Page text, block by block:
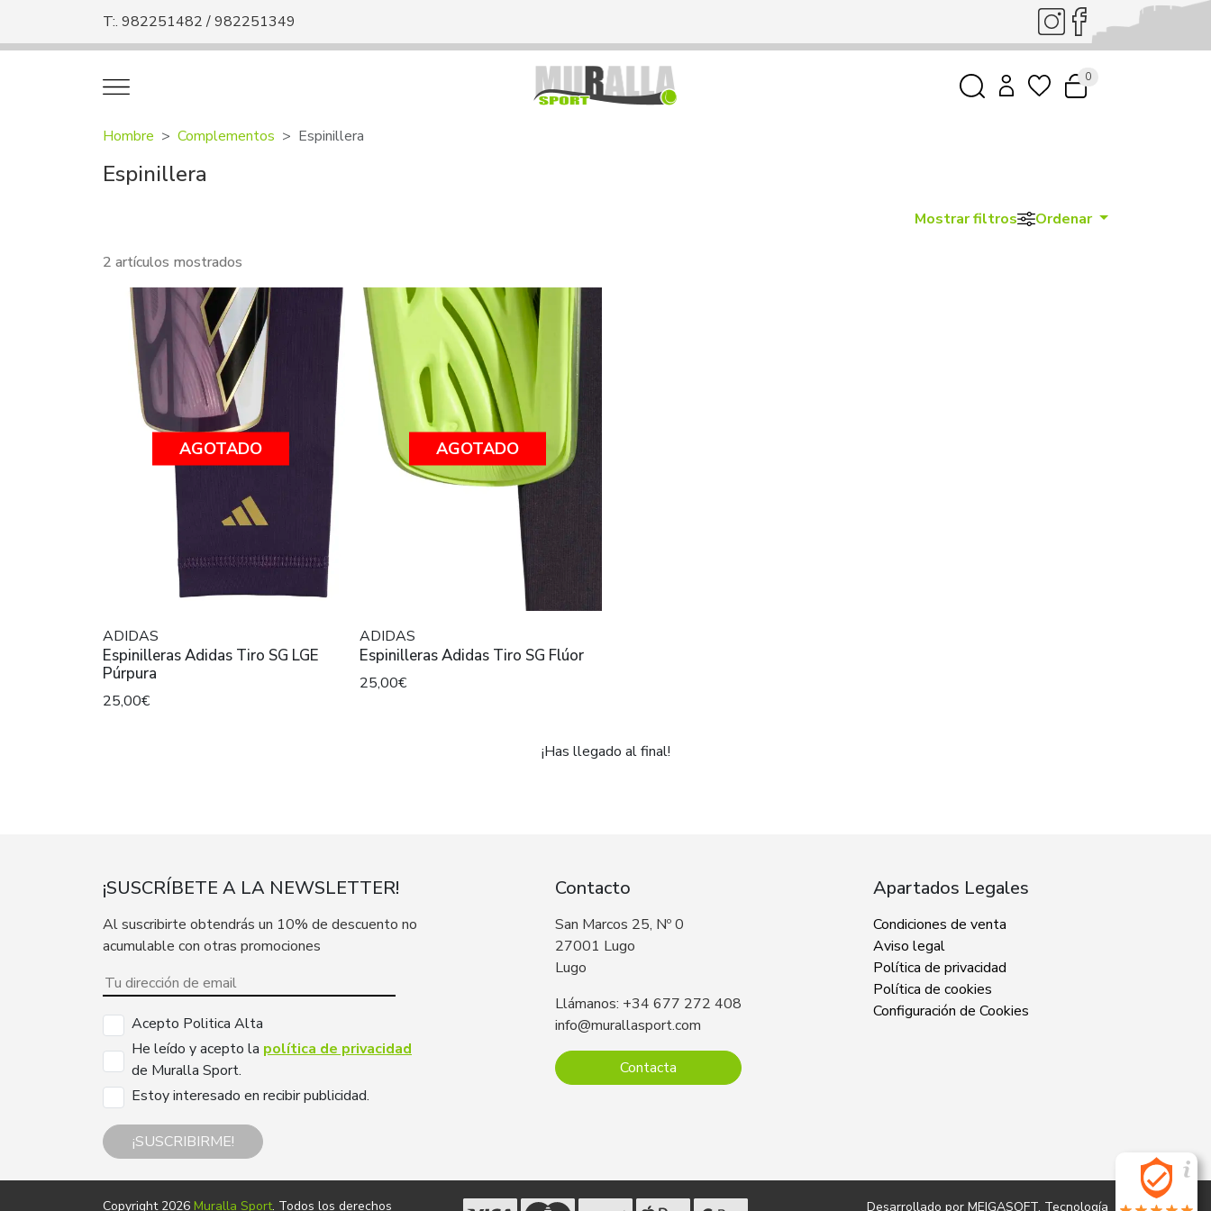
T:. 982251482 / 982251349
0
Hombre Complementos Espinillera
Espinillera
Mostrar filtros Ordenar
2 artículos mostrados
AGOTADO
ADIDAS
Espinilleras Adidas Tiro SG LGE
Púrpura
25,00€
AGOTADO
ADIDAS
Espinilleras Adidas Tiro SG Flúor
25,00€
¡Has llegado al final!
¡SUSCRÍBETE A LA NEWSLETTER!
Al suscribirte obtendrás un 10% de descuento no
acumulable con otras promociones
Acepto Politica Alta
He leído y acepto la política de privacidad
de Muralla Sport.
Estoy interesado en recibir publicidad.
¡SUSCRIBIRME!
Contacto
San Marcos 25, Nº 0
27001 Lugo
Lugo
Llámanos: +34 677 272 408
info@murallasport.com
Contacta
Apartados Legales
Condiciones de venta
Aviso legal
Política de privacidad
Política de cookies
Configuración de Cookies
Copyright 2026 Muralla Sport. Todos los derechos Desarrollado por MEIGASOFT. Tecnología